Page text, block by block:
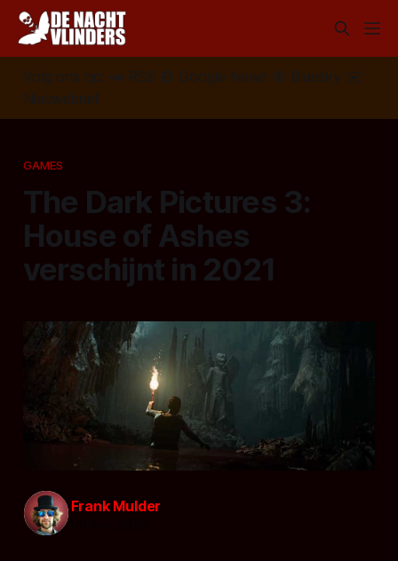
Volg ons op: 📣 RSS 📰 Google News 🦋 Bluesky
✉️
Nieuwsbrief
GAMES
The Dark Pictures 3:
House of Ashes
verschijnt in 2021
Frank Mulder